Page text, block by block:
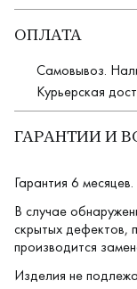
ОПЛАТА
Самовывоз.
Курьерская
ГАРАНТИИ И
Гарантия 6 месяцев.
В случае
скрытых дефектов,
производится
Изделия не